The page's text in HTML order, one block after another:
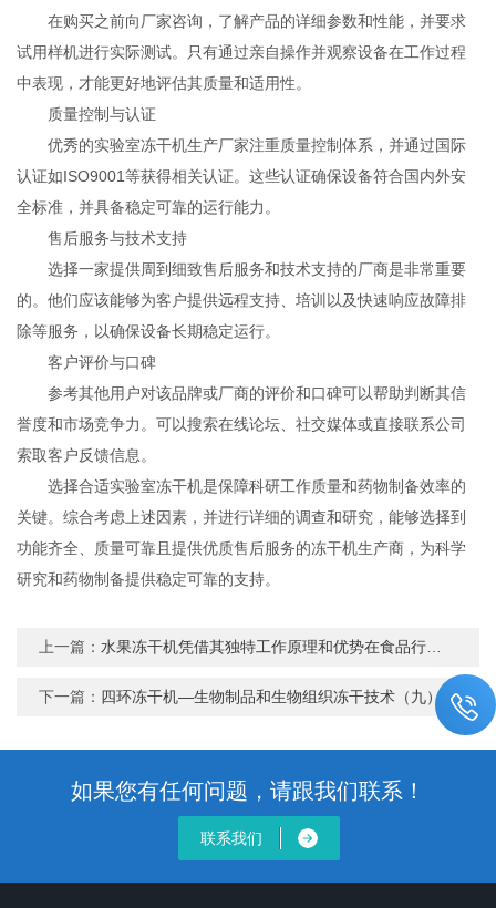
在购买之前向厂家咨询，了解产品的详细参数和性能，并要求
试用样机进行实际测试。只有通过亲自操作并观察设备在工作过程
中表现，才能更好地评估其质量和适用性。
质量控制与认证
优秀的实验室冻干机生产厂家注重质量控制体系，并通过国际
认证如ISO9001等获得相关认证。这些认证确保设备符合国内外安
全标准，并具备稳定可靠的运行能力。
售后服务与技术支持
选择一家提供周到细致售后服务和技术支持的厂商是非常重要
的。他们应该能够为客户提供远程支持、培训以及快速响应故障排
除等服务，以确保设备长期稳定运行。
客户评价与口碑
参考其他用户对该品牌或厂商的评价和口碑可以帮助判断其信
誉度和市场竞争力。可以搜索在线论坛、社交媒体或直接联系公司
索取客户反馈信息。
选择合适实验室冻干机是保障科研工作质量和药物制备效率的
关键。综合考虑上述因素，并进行详细的调查和研究，能够选择到
功能齐全、质量可靠且提供优质售后服务的冻干机生产商，为科学
研究和药物制备提供稳定可靠的支持。
上一篇：水果冻干机凭借其独特工作原理和优势在食品行业中得到广泛应用
下一篇： 四环冻干机—生物制品和生物组织冻干技术（九）
如果您有任何问题，请跟我们联系！
联系我们